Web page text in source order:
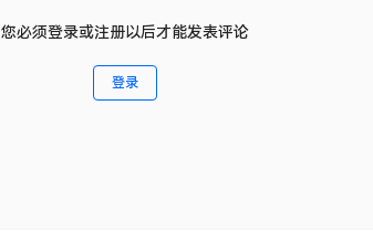
您必须登录或注册以后才能发表评论
登录